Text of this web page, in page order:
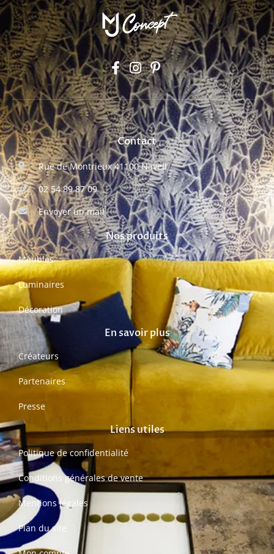
Contact
Rue de Montrieux 41100 Naveil
02 54 89 87 09
Envoyer un mail
Nos produits
Meubles
Luminaires
Décoration
En savoir plus
Créateurs
Partenaires
Presse
Liens utiles
Politique de confidentialité
Conditions générales de vente
Mentions légales
Plan du site